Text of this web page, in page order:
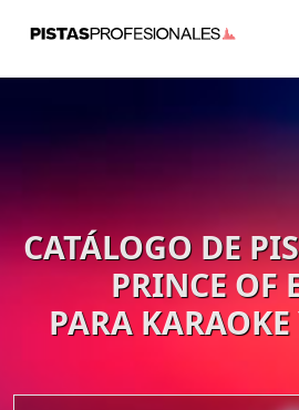
CATÁLOGO DE
PRINCE OF
PARA KARAOKE